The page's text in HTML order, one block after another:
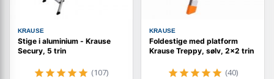
KRAUSE
Stige i aluminium - Krause
Secury, 5 trin
(107)
KRAUSE
Foldestige med platform
Krause Treppy, sølv, 2×2 trin
(40)